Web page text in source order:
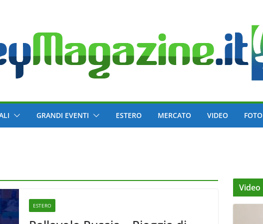
GRANDI EVENTI ESTERO MERCATO VIDEO FOTO
ESTERO
Video